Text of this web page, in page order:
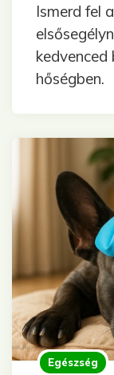
Ismerd fel
hőségben.
Egészség